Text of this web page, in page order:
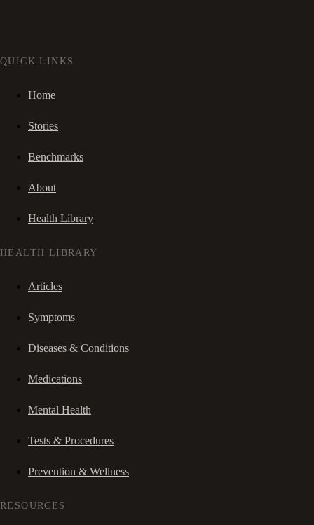
QUICK LINKS
Home
Stories
Benchmarks
About
Health Library
HEALTH LIBRARY
Articles
Symptoms
Diseases & Conditions
Medications
Mental Health
Tests & Procedures
Prevention & Wellness
RESOURCES